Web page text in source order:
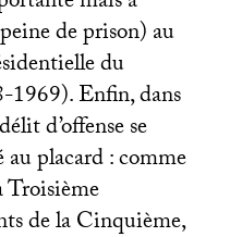
de prison) au
du
1969). Enfin, dans
d’offense se
placard : comme
Troisième
de la Cinquième,